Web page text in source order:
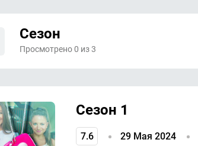
Сезон
Просмотрено0 из3
Сезон 1
7.6 29 Мая 2024